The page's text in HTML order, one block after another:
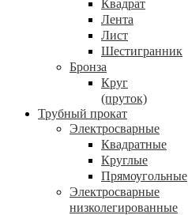
Квадрат
Лента
Лист
Шестигранник
Бронза
Круг
(пруток)
Трубный прокат
Электросварные
Квадратные
Круглые
Прямоугольные
Электросварные
низколегированные